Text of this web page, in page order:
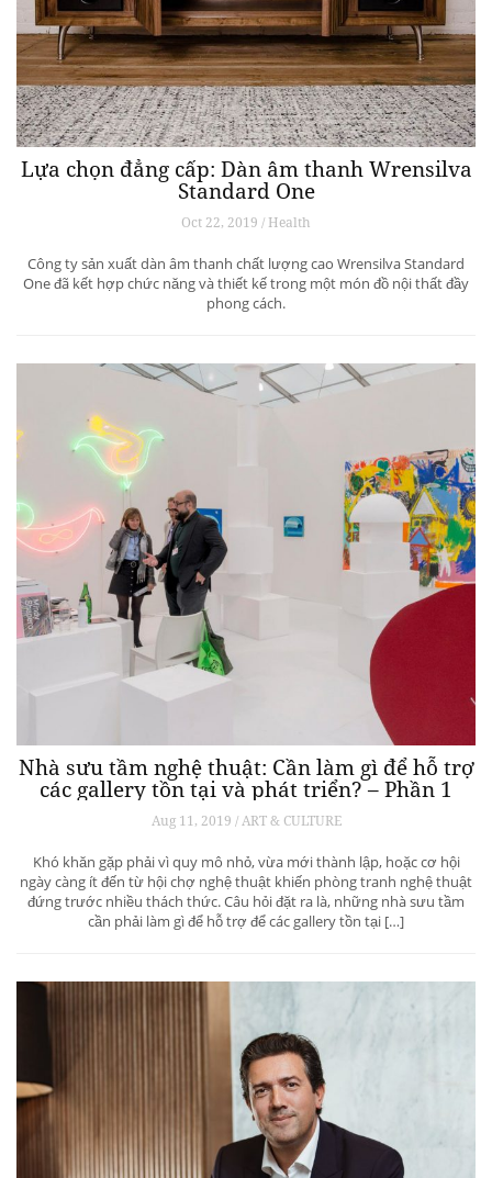
Lựa chọn đẳng cấp: Dàn âm thanh Wrensilva
Standard One
Oct 22, 2019 / Health
Công ty sản xuất dàn âm thanh chất lượng cao Wrensilva Standard
One đã kết hợp chức năng và thiết kế trong một món đồ nội thất đầy
phong cách.
Nhà sưu tầm nghệ thuật: Cần làm gì để hỗ trợ
các gallery tồn tại và phát triển? – Phần 1
Aug 11, 2019 / ART & CULTURE
Khó khăn gặp phải vì quy mô nhỏ, vừa mới thành lập, hoặc cơ hội
ngày càng ít đến từ hội chợ nghệ thuật khiến phòng tranh nghệ thuật
đứng trước nhiều thách thức. Câu hỏi đặt ra là, những nhà sưu tầm
cần phải làm gì để hỗ trợ để các gallery tồn tại […]